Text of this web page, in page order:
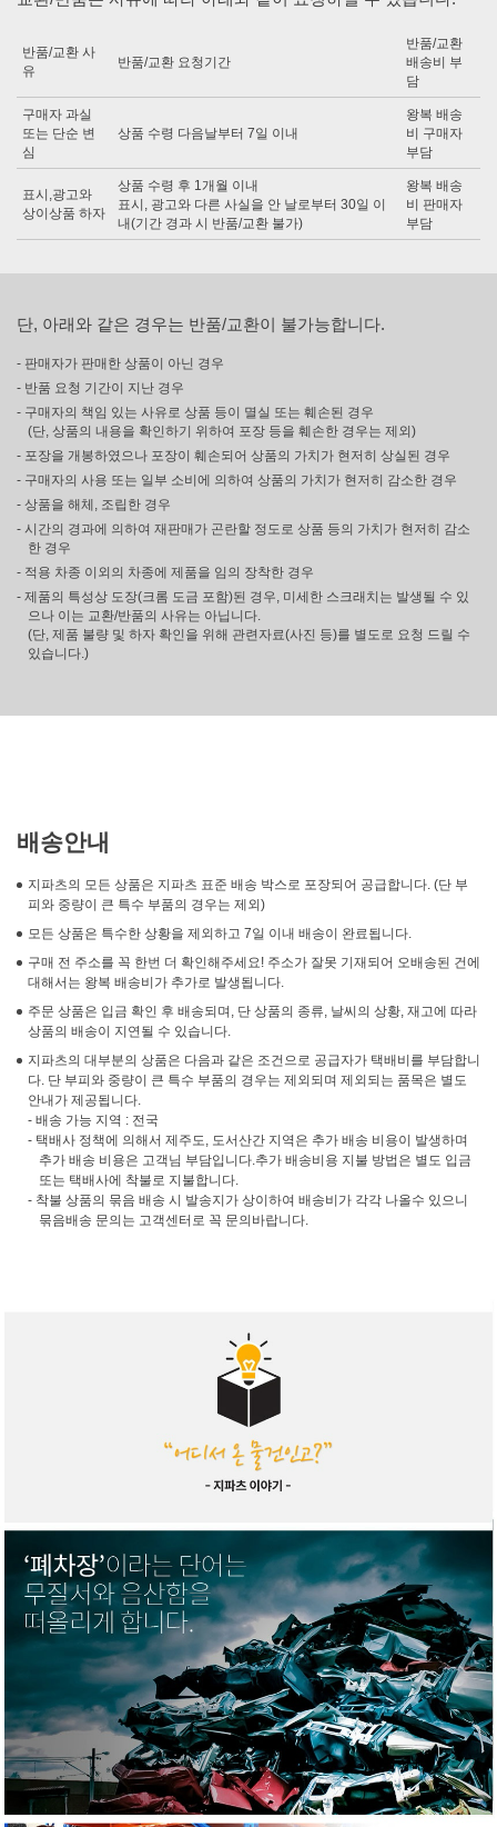
반품/교환 사
유
반품/교환 요청기간
반품/교환
배송비 부
담
구매자 과실
또는 단순 변
심
상품 수령 다음날부터 7일 이내
왕복 배송
비 구매자
부담
표시,광고와
상이상품 하자
상품 수령 후 1개월 이내
표시, 광고와 다른 사실을 안 날로부터 30일 이
내(기간 경과 시 반품/교환 불가)
왕복 배송
비 판매자
부담
단, 아래와 같은 경우는 반품/교환이 불가능합니다.
- 판매자가 판매한 상품이 아닌 경우
- 반품 요청 기간이 지난 경우
- 구매자의 책임 있는 사유로 상품 등이 멸실 또는 훼손된 경우
(단, 상품의 내용을 확인하기 위하여 포장 등을 훼손한 경우는 제외)
- 포장을 개봉하였으나 포장이 훼손되어 상품의 가치가 현저히 상실된 경우
- 구매자의 사용 또는 일부 소비에 의하여 상품의 가치가 현저히 감소한 경우
- 상품을 해체, 조립한 경우
- 시간의 경과에 의하여 재판매가 곤란할 정도로 상품 등의 가치가 현저히 감소
한 경우
- 적용 차종 이외의 차종에 제품을 임의 장착한 경우
- 제품의 특성상 도장(크롬 도금 포함)된 경우, 미세한 스크래치는 발생될 수 있
으나 이는 교환/반품의 사유는 아닙니다.
(단, 제품 불량 및 하자 확인을 위해 관련자료(사진 등)를 별도로 요청 드릴 수
있습니다.)
배송안내
지파츠의 모든 상품은 지파츠 표준 배송 박스로 포장되어 공급합니다. (단 부
피와 중량이 큰 특수 부품의 경우는 제외)
모든 상품은 특수한 상황을 제외하고 7일 이내 배송이 완료됩니다.
구매 전 주소를 꼭 한번 더 확인해주세요! 주소가 잘못 기재되어 오배송된 건에
대해서는 왕복 배송비가 추가로 발생됩니다.
주문 상품은 입금 확인 후 배송되며, 단 상품의 종류, 날씨의 상황, 재고에 따라
상품의 배송이 지연될 수 있습니다.
지파츠의 대부분의 상품은 다음과 같은 조건으로 공급자가 택배비를 부담합니
다. 단 부피와 중량이 큰 특수 부품의 경우는 제외되며 제외되는 품목은 별도
안내가 제공됩니다.
- 배송 가능 지역 : 전국
- 택배사 정책에 의해서 제주도, 도서산간 지역은 추가 배송 비용이 발생하며
추가 배송 비용은 고객님 부담입니다.추가 배송비용 지불 방법은 별도 입금
또는 택배사에 착불로 지불합니다.
- 착불 상품의 묶음 배송 시 발송지가 상이하여 배송비가 각각 나올수 있으니
묶음배송 문의는 고객센터로 꼭 문의바랍니다.